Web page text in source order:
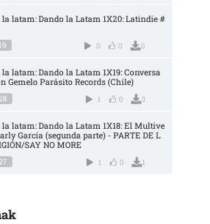
la latam: Dando la Latam 1X20: Latindie #
0 0 0
latam: Dando la Latam 1X19: Conversa
Gemelo Parásito Records (Chile)
1 0 3
la latam: Dando la Latam 1X18: El Multive
García (segunda parte) - PARTE DE L
SAY NO MORE
1 0 1